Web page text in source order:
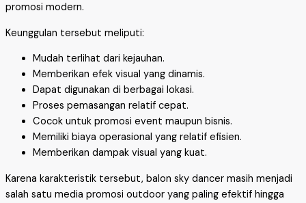
promosi modern.
Keunggulan tersebut meliputi:
Mudah terlihat dari kejauhan.
Memberikan efek visual yang dinamis.
Dapat digunakan di berbagai lokasi.
Proses pemasangan relatif cepat.
Cocok untuk promosi event maupun bisnis.
Memiliki biaya operasional yang relatif efisien.
Memberikan dampak visual yang kuat.
Karena karakteristik tersebut, balon sky dancer masih menjadi
salah satu media promosi outdoor yang paling efektif hingga